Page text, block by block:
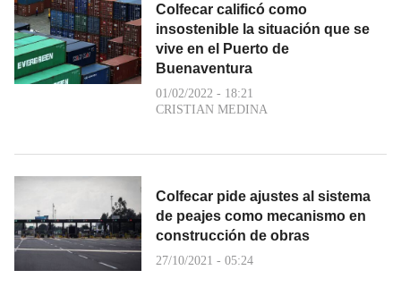
Colfecar calificó como
insostenible la situación que se
vive en el Puerto de
Buenaventura
01/02/2022 - 18:21
CRISTIAN MEDINA
Colfecar pide ajustes al sistema
de peajes como mecanismo en
construcción de obras
27/10/2021 - 05:24